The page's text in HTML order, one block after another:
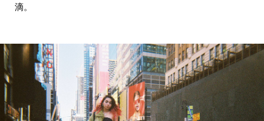
滴。